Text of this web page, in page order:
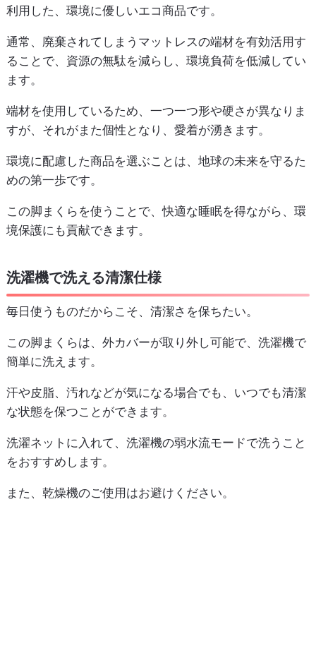
利用した、環境に優しいエコ商品です。
通常、廃棄されてしまうマットレスの端材を有効活用す
ることで、資源の無駄を減らし、環境負荷を低減してい
ます。
端材を使用しているため、一つ一つ形や硬さが異なりま
すが、それがまた個性となり、愛着が湧きます。
環境に配慮した商品を選ぶことは、地球の未来を守るた
めの第一歩です。
この脚まくらを使うことで、快適な睡眠を得ながら、環
境保護にも貢献できます。
洗濯機で洗える清潔仕様
毎日使うものだからこそ、清潔さを保ちたい。
この脚まくらは、外カバーが取り外し可能で、洗濯機で
簡単に洗えます。
汗や皮脂、汚れなどが気になる場合でも、いつでも清潔
な状態を保つことができます。
洗濯ネットに入れて、洗濯機の弱水流モードで洗うこと
をおすすめします。
また、乾燥機のご使用はお避けください。